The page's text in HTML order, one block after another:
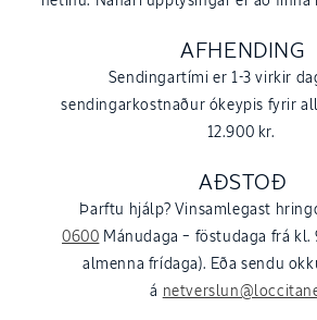
AFHENDING
Sendingartími er 1-3 virkir
sendingarkostnaður ókeypis fyrir
12.900 kr.
AÐSTOÐ
Þarftu hjálp? Vinsamlegast
0600 Mánudaga – föstudaga frá kl.
almenna frídaga). Eða sendu
á